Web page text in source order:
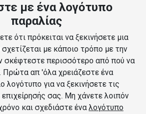
με ένα λογότυπο
παραλίας
ότι πρόκειται να ξεκινήσετε μια
με κάποιο τρόπο με την
σκέφτεστε περισσότερο από πού να
Πρώτα απ 'όλα χρειάζεστε ένα
λογότυπο για να ξεκινήσετε τις
σας. Μη χάνετε λοιπόν
και σχεδιάστε ένα λογότυπο